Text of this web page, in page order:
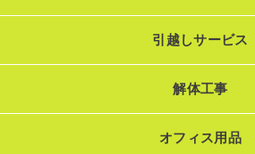
引越しサービス
解体工事
オフィス用品